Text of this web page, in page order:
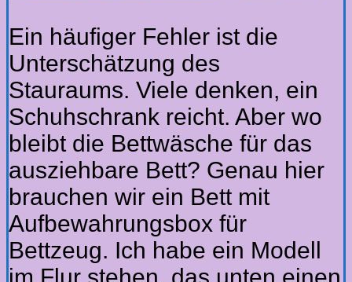
Ein häufiger Fehler ist die
Unterschätzung des
Stauraums. Viele denken, ein
Schuhschrank reicht. Aber wo
bleibt die Bettwäsche für das
ausziehbare Bett? Genau hier
brauchen wir ein Bett mit
Aufbewahrungsbox für
Bettzeug. Ich habe ein Modell
im Flur stehen, das unten einen